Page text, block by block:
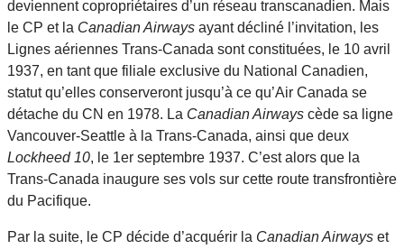
deviennent copropriétaires d’un réseau transcanadien. Mais
le CP et la Canadian Airways ayant décliné l’invitation, les
Lignes aériennes Trans-Canada sont constituées, le 10 avril
1937, en tant que filiale exclusive du National Canadien,
statut qu’elles conserveront jusqu’à ce qu’Air Canada se
détache du CN en 1978. La Canadian Airways cède sa ligne
Vancouver-Seattle à la Trans-Canada, ainsi que deux
Lockheed 10, le 1er septembre 1937. C’est alors que la
Trans-Canada inaugure ses vols sur cette route transfrontière
du Pacifique.
Par la suite, le CP décide d’acquérir la Canadian Airways et